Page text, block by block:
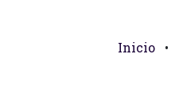
Inicio •